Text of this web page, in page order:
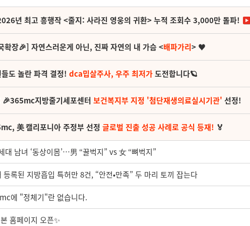
년 최고 흥행작 <줄지: 사라진 영웅의 귀환> 누적 조회수 3,000만 돌파!
확장🎉] 자연스러운게 아닌, 진짜 자연의 내 가슴 <배파가리> ♥
도 놀란 파격 결정! dca밉살주사, 우주 최저가도전합니다🪐
🎉365mc지방줄기세포센터 보건복지부 지정 '첨단재생의료실시기관' 선정!
美 캘리포니아 주정부 선정 글로벌 진출 성공 사례로 공식 등재! 🏅
대 남녀 ‘동상이몸’…男 “꿀벅지” vs 女 “뼈벅지”
등록된 지방흡입 특허만 8건, “안전•만족” 두 마리 토끼 잡는다
에 "정체기"란 없습니다.
홈페이지 오픈✨